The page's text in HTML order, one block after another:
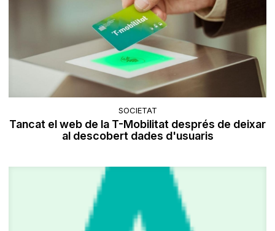
SOCIETAT
Tancat el web de la T-Mobilitat després de deixar
al descobert dades d'usuaris